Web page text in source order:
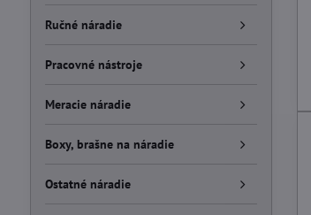
Ručné náradie
Pracovné nástroje
Meracie náradie
Boxy, brašne na náradie
Ostatné náradie